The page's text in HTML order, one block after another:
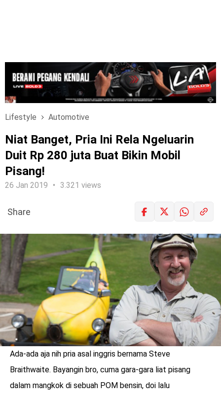
Lifestyle Automotive
Niat Banget, Pria Ini Rela Ngeluarin
Duit Rp 280 juta Buat Bikin Mobil
Pisang!
26 Jan 2019 3.321 views
LOGIN
Share
Ada-ada aja nih pria asal inggris bernama Steve
Braithwaite. Bayangin bro, cuma gara-gara liat pisang
dalam mangkok di sebuah POM bensin, doi lalu